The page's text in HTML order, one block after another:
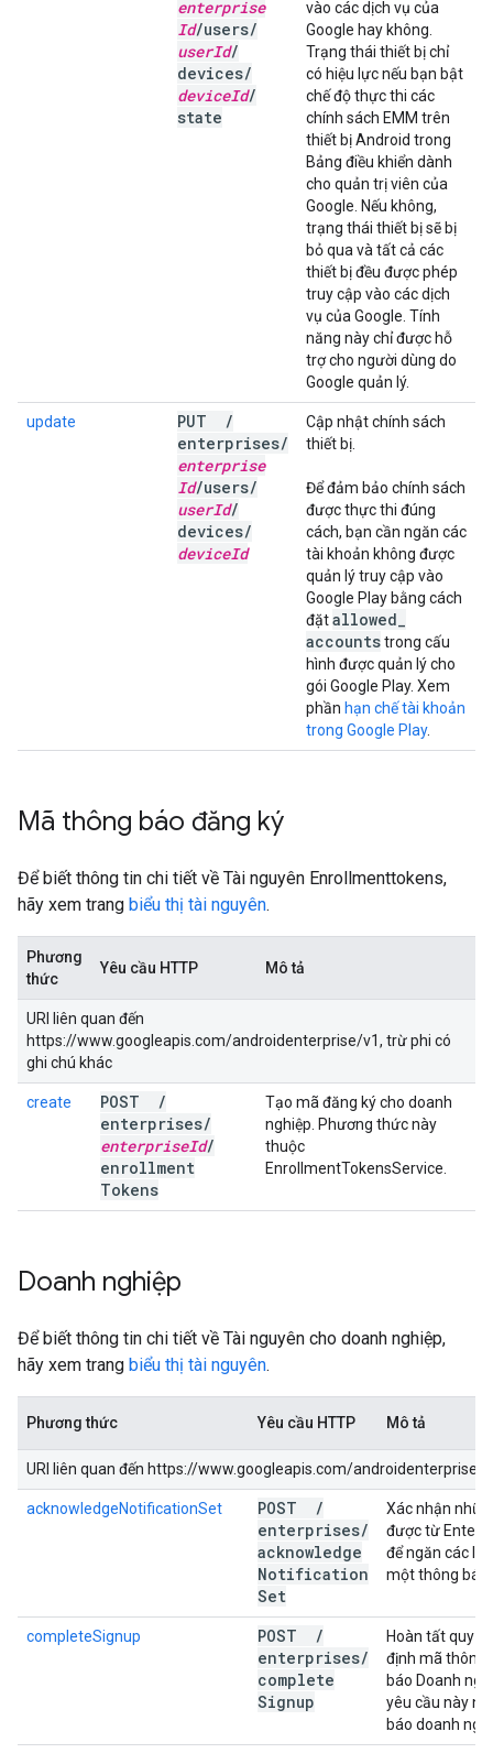
enterprise
Id/users/
userId/
devices/
deviceId/
state
vào các dịch vụ của
Google hay không.
Trạng thái thiết bị chỉ
có hiệu lực nếu bạn bật
chế độ thực thi các
chính sách EMM trên
thiết bị Android trong
Bảng điều khiển dành
cho quản trị viên của
Google. Nếu không,
trạng thái thiết bị sẽ bị
bỏ qua và tất cả các
thiết bị đều được phép
truy cập vào các dịch
vụ của Google. Tính
năng này chỉ được hỗ
trợ cho người dùng do
Google quản lý.
update PUT
/
enterprises/
enterprise
Id/users/
userId/
devices/
deviceId
Cập nhật chính sách
thiết bị.
Để đảm bảo chính sách
được thực thi đúng
cách, bạn cần ngăn các
tài khoản không được
quản lý truy cập vào
Google Play bằng cách
đặtallowed
accountstrong cấu
hình được quản lý cho
gói Google Play. Xem
phần hạn chế tài khoản
trong Google Play.
Mã thông báo đăng ký
Để biết thông tin chi tiết về Tài nguyên Enrollmenttokens,
hãy xem trang biểu thị tài nguyên.
Phương
thức
Yêu cầu HTTP Mô tả
URI liên quan đến
https://www.googleapis.com/androidenterprise/v1, trừ phi có
ghi chú khác
create POST
/
enterprises/
enterpriseId/
enrollment
Tokens
Tạo mã đăng ký cho doanh
nghiệp. Phương thức này
thuộc
EnrollmentTokensService.
Doanh nghiệp
Để biết thông tin chi tiết về Tài nguyên cho doanh nghiệp,
hãy xem trang biểu thị tài nguyên.
Phương thức Yêu cầu HTTP Mô tả
URI liên quan đến https://www.googleapis.com/androidenterprise/
acknowledgeNotificationSet POST
/
enterprises/
acknowledge
Notification
Set
Xác nhận
được từ
để ngăn các
một thông báo.
completeSignup POST
/
enterprises/
complete
Signup
Hoàn tất quy
định mã thông
báo Doanh
yêu cầu này
báo doanh